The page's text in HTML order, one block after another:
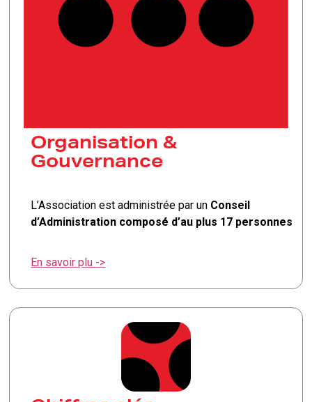
Organisation &
Gouvernance
L’Association est administrée par un Conseil
d’Administration composé d’au plus 17 personnes
En savoir plu ->